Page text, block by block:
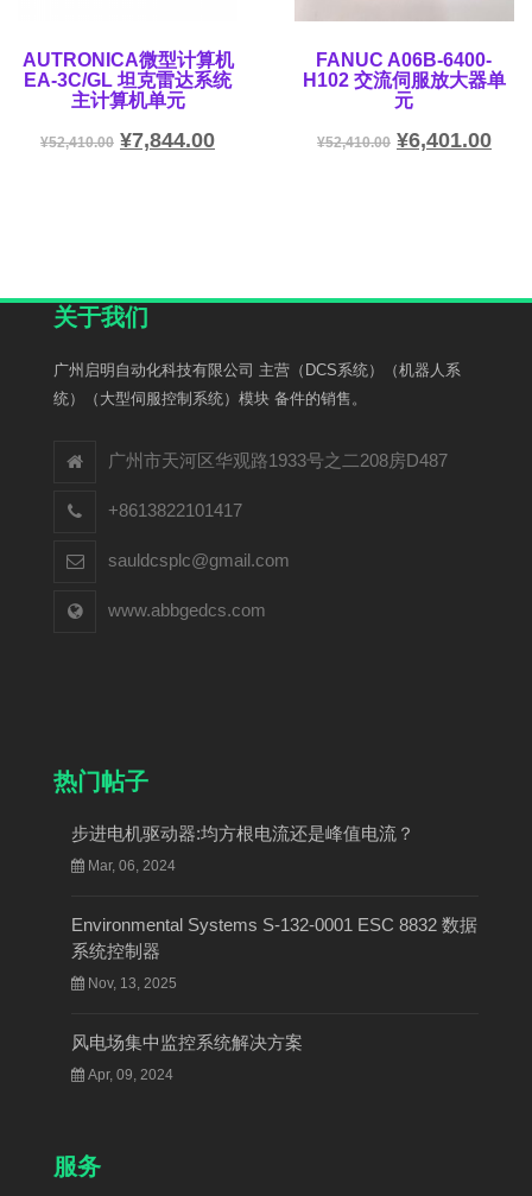
AUTRONICA微型计算机
EA-3C/GL 坦克雷达系统
主计算机单元
¥52,410.00 ¥7,844.00
FANUC A06B-6400-
H102 交流伺服放大器单
元
¥52,410.00 ¥6,401.00
关于我们
广州启明自动化科技有限公司 主营（DCS系统）（机器人系
统）（大型伺服控制系统）模块 备件的销售。
广州市天河区华观路1933号之二208房D487
+8613822101417
sauldcsplc@gmail.com
www.abbgedcs.com
热门帖子
步进电机驱动器:均方根电流还是峰值电流？
Mar, 06, 2024
Environmental Systems S-132-0001 ESC 8832 数据
系统控制器
Nov, 13, 2025
风电场集中监控系统解决方案
Apr, 09, 2024
服务